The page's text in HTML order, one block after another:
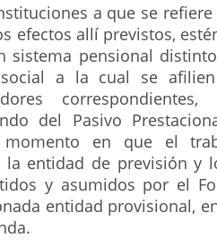
a que se
efectos allí previstos,
sistema pensional
a la cual se
del Pasivo
en que el
entidad de previsión y
y asumidos por el
entidad provisional,